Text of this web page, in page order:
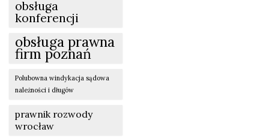
obsługa
konferencji
obsługa prawna
firm poznań
Polubowna windykacja sądowa
należności i długów
prawnik rozwody
wrocław